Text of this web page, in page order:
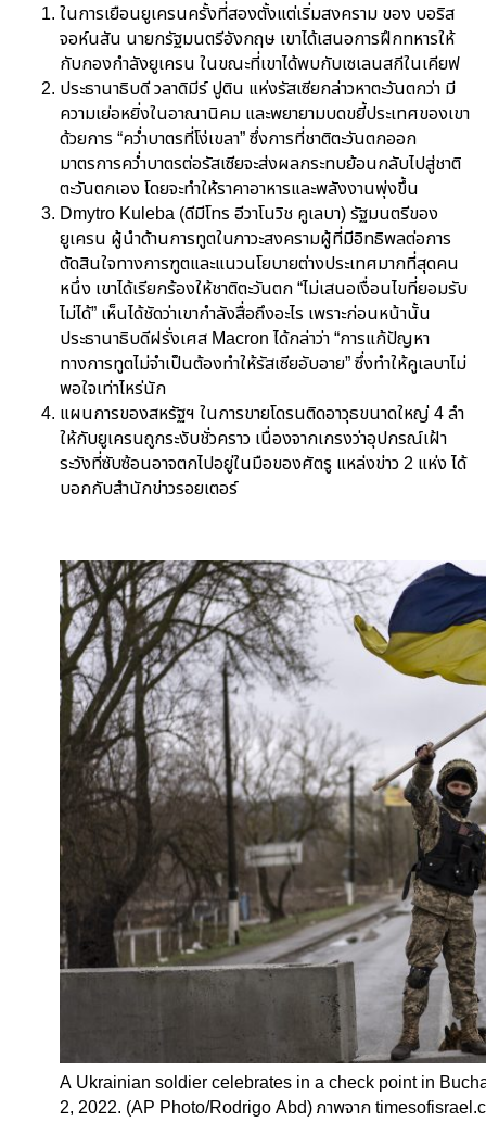
ในการเยือนยูเครนครั้งที่สองตั้งแต่เริ่มสงคราม ของ บอริส
จอห์นสัน นายกรัฐมนตรีอังกฤษ เขาได้เสนอการฝึกทหารให้
กับกองกำลังยูเครน ในขณะที่เขาได้พบกับเซเลนสกีในเคียฟ
ประธานาธิบดี วลาดิมีร์ ปูติน แห่งรัสเซียกล่าวหาตะวันตกว่า มี
ความเย่อหยิ่งในอาณานิคม และพยายามบดขยี้ประเทศของเขา
ด้วยการ “คว่ำบาตรที่โง่เขลา” ซึ่งการที่ชาติตะวันตกออก
มาตรการคว่ำบาตรต่อรัสเซียจะส่งผลกระทบย้อนกลับไปสู่ชาติ
ตะวันตกเอง โดยจะทำให้ราคาอาหารและพลังงานพุ่งขึ้น
Dmytro Kuleba (ดีมีโทร อีวาโนวิช คูเลบา) รัฐมนตรีของ
ยูเครน ผู้นำด้านการทูตในภาวะสงครามผู้ที่มีอิทธิพลต่อการ
ตัดสินใจทางการฑูตและแนวนโยบายต่างประเทศมากที่สุดคน
หนึ่ง เขาได้เรียกร้องให้ชาติตะวันตก “ไม่เสนอเงื่อนไขที่ยอมรับ
ไม่ได้” เห็นได้ชัดว่าเขากำลังสื่อถึงอะไร เพราะก่อนหน้านั้น
ประธานาธิบดีฝรั่งเศส Macron ได้กล่าว่า “การแก้ปัญหา
ทางการทูตไม่จำเป็นต้องทำให้รัสเซียอับอาย” ซึ่งทำให้คูเลบาไม่
พอใจเท่าไหร่นัก
แผนการของสหรัฐฯ ในการขายโดรนติดอาวุธขนาดใหญ่ 4 ลำ
ให้กับยูเครนถูกระงับชั่วคราว เนื่องจากเกรงว่าอุปกรณ์เฝ้า
ระวังที่ซับซ้อนอาจตกไปอยู่ในมือของศัตรู แหล่งข่าว 2 แห่ง ได้
บอกกับสำนักข่าวรอยเตอร์
A Ukrainian soldier celebrates in a check point in
2, 2022. (AP Photo/Rodrigo Abd) ภาพจาก